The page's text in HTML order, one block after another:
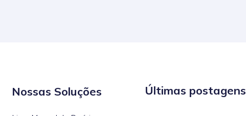
Nossas Soluções Últimas postagens